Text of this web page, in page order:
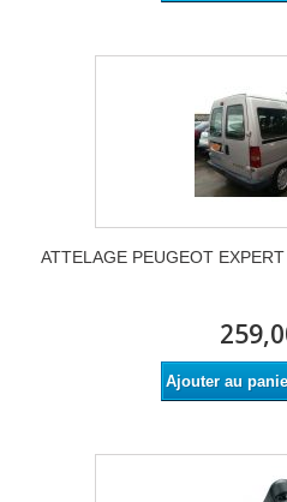
ATTELAGE PEUGEOT
Ajouter au